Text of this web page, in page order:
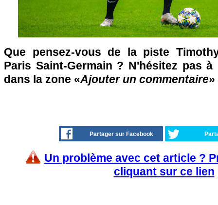
Que pensez-vous de la piste
Paris Saint-Germain ? N'hésitez pas
dans la zone «Ajouter un commentaire
Partager sur Facebook
Un problème avec cet article ?
cliquant sur ce lien